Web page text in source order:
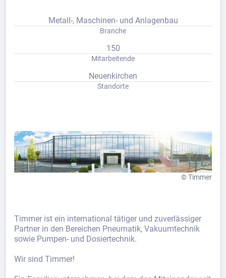
Metall-, Maschinen- und Anlagenbau
Branche
150
Mitarbeitende
Neuenkirchen
Standorte
© Timmer
Timmer ist ein international tätiger und zuverlässiger
Partner in den Bereichen Pneumatik, Vakuumtechnik
sowie Pumpen- und Dosiertechnik.
Wir sind Timmer!